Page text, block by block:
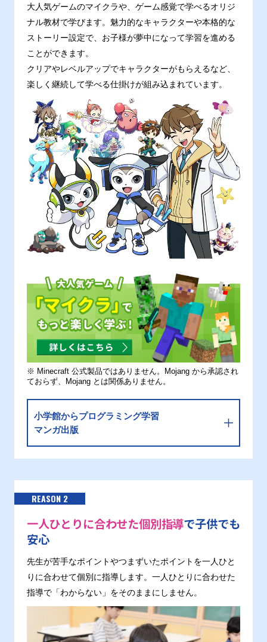
大人気ゲームのマイクラや、ゲーム感覚で学べるオリジ
ナル教材で学びます。魅力的なキャラクターや本格的な
ストーリー設定で、お子様が夢中になって学習を進める
ことができます。
クリアやレベルアップでキャラクターがもらえるなど、
楽しく継続して学べる仕掛けが組み込まれています。
※ Minecraft 公式製品ではありません。Mojang から承認され
ておらず、Mojang とは関係ありません。
小学館からプログラミング学習
マンガ出版
REASON 2
一人ひとりに合わせた個別指導で子供でも
安心
先生が苦手なポイントやつまずいたポイントを一人ひと
りに合わせて個別に指導します。一人ひとりに合わせた
指導で「わからない」をそのままにしません。